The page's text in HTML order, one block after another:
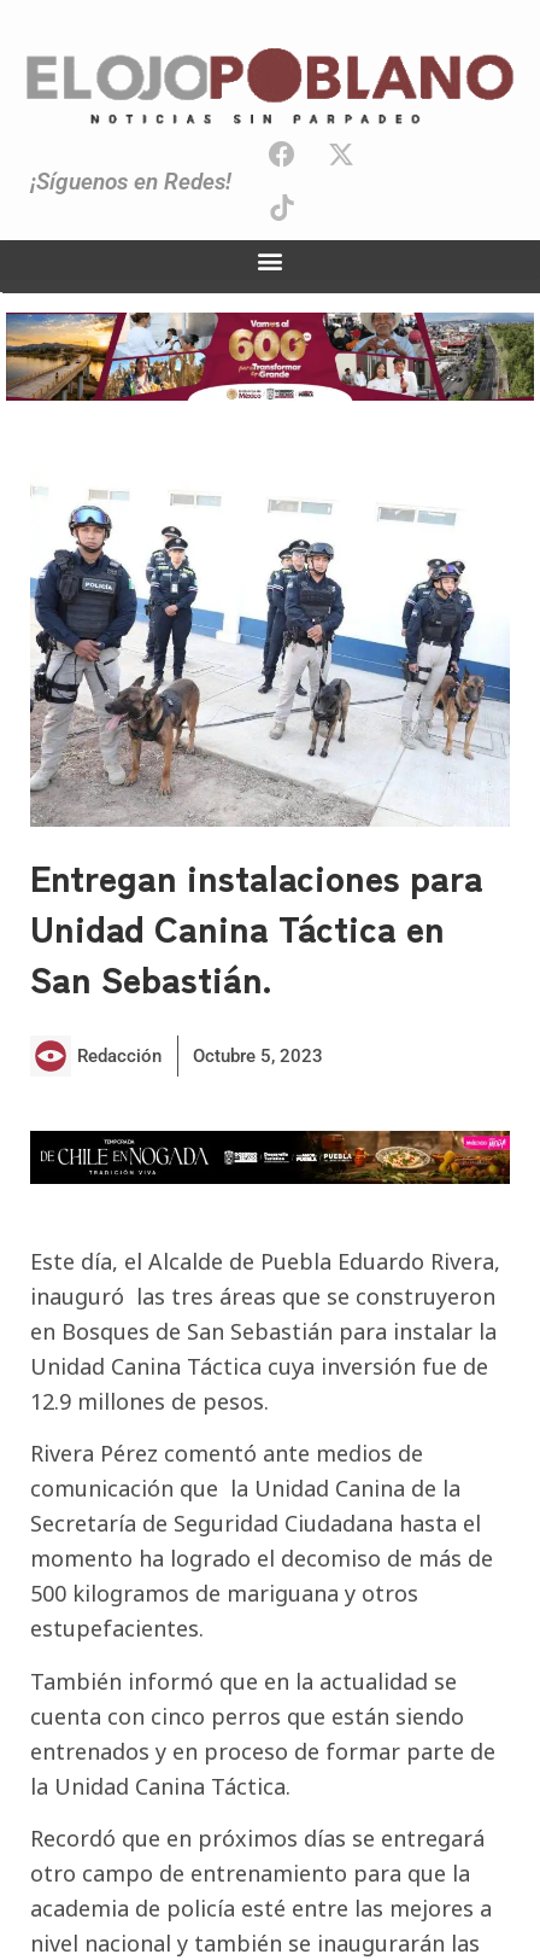
¡Síguenos en Redes!
Entregan instalaciones para
Unidad Canina Táctica en
San Sebastián.
Redacción Octubre 5, 2023
Este día, el Alcalde de Puebla Eduardo Rivera,
inauguró las tres áreas que se construyeron
en Bosques de San Sebastián para instalar la
Unidad Canina Táctica cuya inversión fue de
12.9 millones de pesos.
Rivera Pérez comentó ante medios de
comunicación que la Unidad Canina de la
Secretaría de Seguridad Ciudadana hasta el
momento ha logrado el decomiso de más de
500 kilogramos de mariguana y otros
estupefacientes.
También informó que en la actualidad se
cuenta con cinco perros que están siendo
entrenados y en proceso de formar parte de
la Unidad Canina Táctica.
Recordó que en próximos días se entregará
otro campo de entrenamiento para que la
academia de policía esté entre las mejores a
nivel nacional y también se inaugurarán las